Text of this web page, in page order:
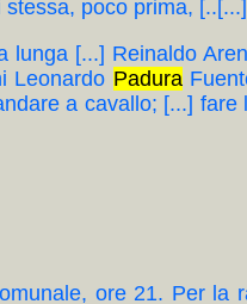
poco prima, [..[...]
[...] Reinaldo
Leonardo Padura
a cavallo; [...]
ore 21. Per